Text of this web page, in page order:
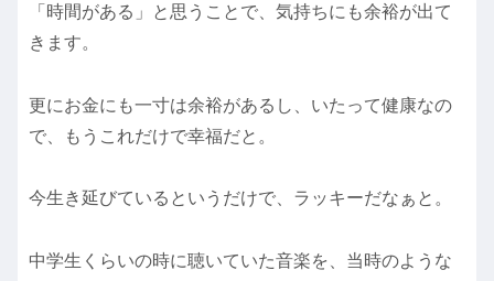
「時間がある」と思うことで、気持ちにも余裕が出て
きます。
更にお金にも一寸は余裕があるし、いたって健康なの
で、もうこれだけで幸福だと。
今生き延びているというだけで、ラッキーだなぁと。
中学生くらいの時に聴いていた音楽を、当時のような